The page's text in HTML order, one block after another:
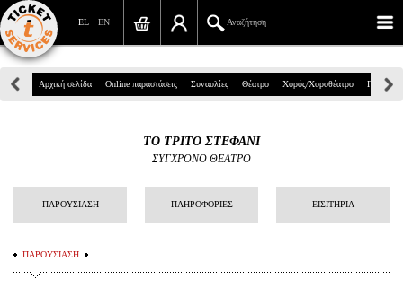
EN
EL Αναζήτηση
Πανεπιστημίου 39, Αθήνα
info@ticketservices.gr
Αναζήτηση
Σύνδεση/Εγγραφή
Αρχική σελίδα Online παραστάσεις Συναυλίες Θέατρο Χορός/Χοροθέατρο Παιδικά
ΤΟ ΤΡΙΤΟ ΣΤΕΦΑΝΙ
ΣΥΓΧΡΟΝΟ ΘΕΑΤΡΟ
ΠΑΡΟΥΣΙΑΣΗ ΠΛΗΡΟΦΟΡΙΕΣ ΕΙΣΙΤΗΡΙΑ
ΠΑΡΟΥΣΙΑΣΗ